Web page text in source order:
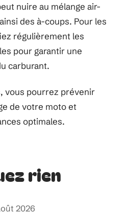
nuire au mélange air-
des à-coups. Pour les
régulièrement les
pour garantir une
carburant.
vous pourrez prévenir
de votre moto et
optimales.
rien
2026